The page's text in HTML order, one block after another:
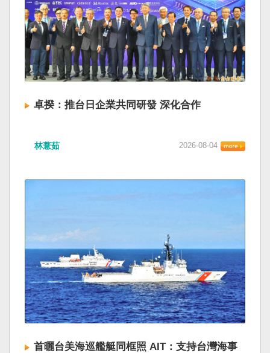
卓揆：推台日企業共同研發 深化合作
林薏茹 2026-08-04
首曬台美海巡艦艇同框照 AIT：支持台灣海事